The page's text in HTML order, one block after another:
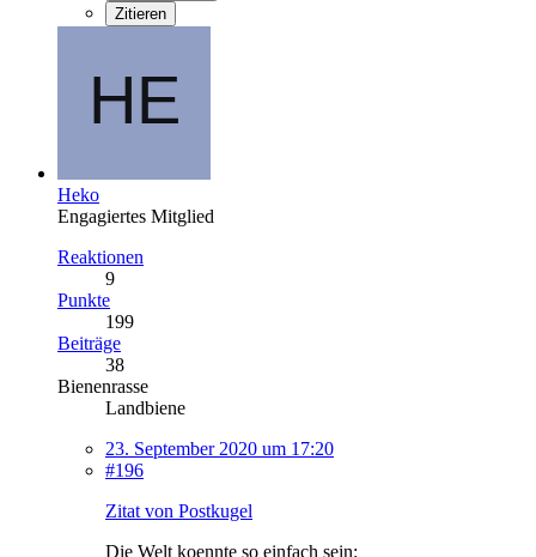
Zitieren
Heko
Engagiertes Mitglied
Reaktionen
9
Punkte
199
Beiträge
38
Bienenrasse
Landbiene
23. September 2020 um 17:20
#196
Zitat von Postkugel
Die Welt koennte so einfach sein: